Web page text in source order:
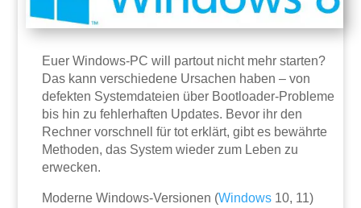
Euer Windows-PC will partout nicht mehr starten?
Das kann verschiedene Ursachen haben – von
defekten Systemdateien über Bootloader-Probleme
bis hin zu fehlerhaften Updates. Bevor ihr den
Rechner vorschnell für tot erklärt, gibt es bewährte
Methoden, das System wieder zum Leben zu
erwecken.
Moderne Windows-Versionen (Windows 10, 11)